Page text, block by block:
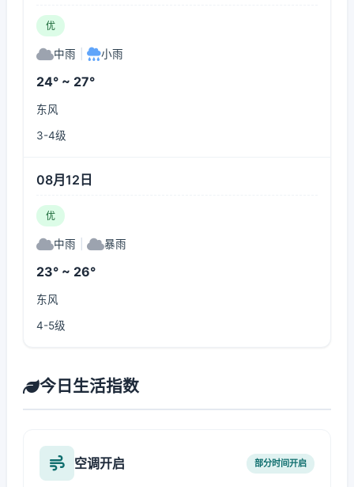
优
中雨 小雨
24° ~ 27°
东风
3-4级
08月12日
优
中雨 暴雨
23° ~ 26°
东风
4-5级
今日生活指数
空调开启 部分时间开启